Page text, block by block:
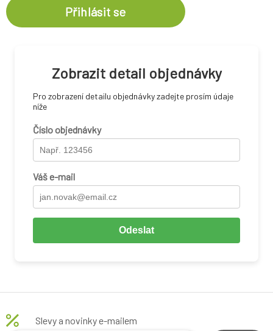
Přihlásit se
Zobrazit detail objednávky
Pro zobrazení detailu objednávky zadejte prosím údaje
níže
Číslo objednávky
Váš e-mail
Odeslat
Slevy a novinky e-mailem